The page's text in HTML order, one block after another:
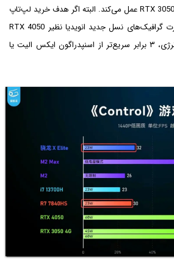
قدرتمند است و شبیه به RTX 3050 4G عمل می‌کند. البته اگر هدف خرید لپ‌تاپ
گیمینگ باشد، باید سراغ کارت گرافیک‌های نسل جدید انویدیا نظیر RTX 4050
رفت که با مصرف ۶۰ وات انرژی، ۳ برابر سریع‌تر از اسنپدراگون ایکس الیت یا